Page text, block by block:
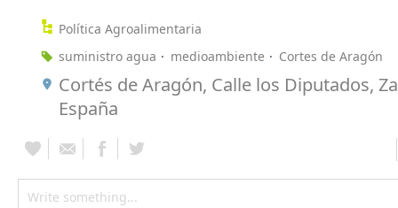
Política Agroalimentaria
suministro agua
medioambiente Cortes de Aragón
Cortés de Aragón, Calle los Diputados,
España